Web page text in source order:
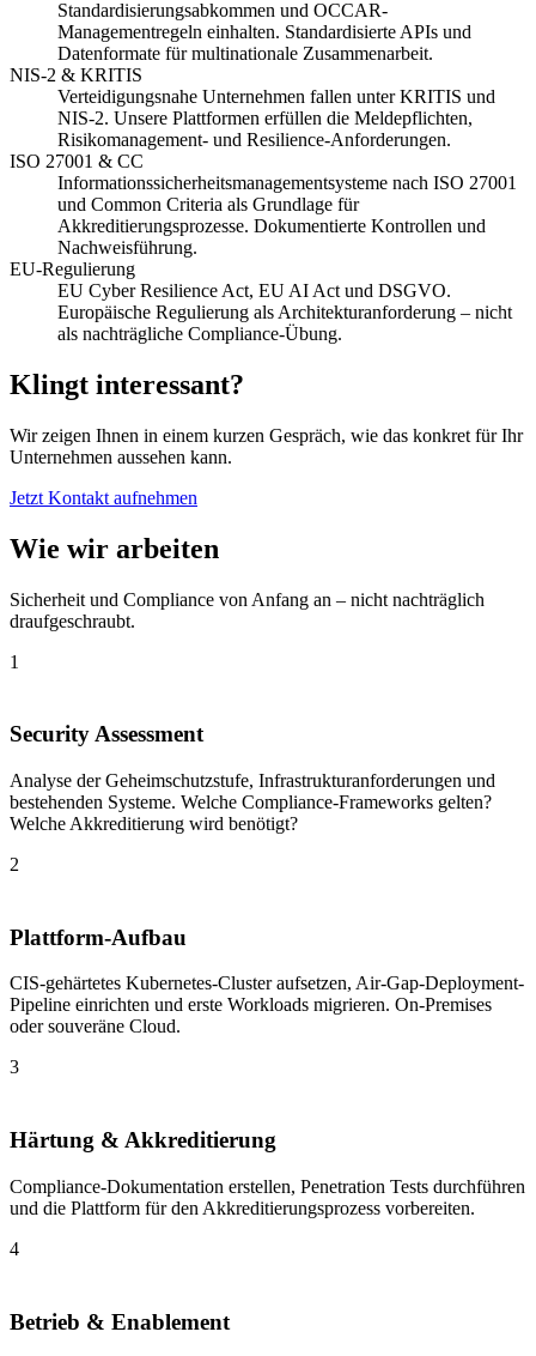
Standardisierungsabkommen und OCCAR-
Managementregeln einhalten. Standardisierte APIs und
Datenformate für multinationale Zusammenarbeit.
NIS-2 & KRITIS
Verteidigungsnahe Unternehmen fallen unter KRITIS und
NIS-2. Unsere Plattformen erfüllen die Meldepflichten,
Risikomanagement- und Resilience-Anforderungen.
ISO 27001 & CC
Informationssicherheitsmanagementsysteme nach ISO 27001
und Common Criteria als Grundlage für
Akkreditierungsprozesse. Dokumentierte Kontrollen und
Nachweisführung.
EU-Regulierung
EU Cyber Resilience Act, EU AI Act und DSGVO.
Europäische Regulierung als Architekturanforderung – nicht
als nachträgliche Compliance-Übung.
Klingt interessant?
Wir zeigen Ihnen in einem kurzen Gespräch, wie das konkret für Ihr
Unternehmen aussehen kann.
Jetzt Kontakt aufnehmen
Wie wir arbeiten
Sicherheit und Compliance von Anfang an – nicht nachträglich
draufgeschraubt.
1
Security Assessment
Analyse der Geheimschutzstufe, Infrastrukturanforderungen und
bestehenden Systeme. Welche Compliance-Frameworks gelten?
Welche Akkreditierung wird benötigt?
2
Plattform-Aufbau
CIS-gehärtetes Kubernetes-Cluster aufsetzen, Air-Gap-Deployment-
Pipeline einrichten und erste Workloads migrieren. On-Premises
oder souveräne Cloud.
3
Härtung & Akkreditierung
Compliance-Dokumentation erstellen, Penetration Tests durchführen
und die Plattform für den Akkreditierungsprozess vorbereiten.
4
Betrieb & Enablement